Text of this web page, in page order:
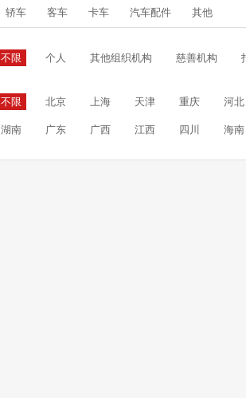
轿车 客车 卡车 汽车配件 其他
不限 个人 其他组织机构 慈善机构
不限 北京 上海 天津 重庆 河北
湖南 广东 广西 江西 四川 海南